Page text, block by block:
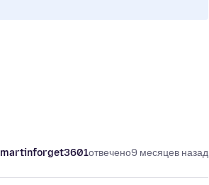
martinforget3601отвечено9 месяцев назад